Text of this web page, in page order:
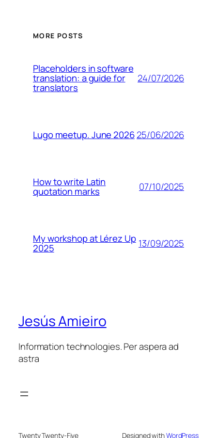
MORE POSTS
Placeholders in software
translation: a guide for
translators
24/07/2026
Lugo meetup. June 202625/06/2026
How to write Latin
quotation marks 07/10/2025
My workshop at Lérez Up
2025 13/09/2025
Jesús Amieiro
Information technologies. Per aspera ad
astra
Twenty Twenty-Five Designed withWordPress